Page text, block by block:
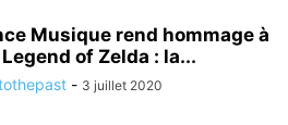
Musique rend hommage à
of Zelda : la...
- 3 juillet 2020